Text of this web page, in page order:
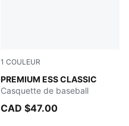
1 COULEUR
PREMIUM ESS CLASSIC
PUMA Navy
Casquette de baseball
CAD $47.00